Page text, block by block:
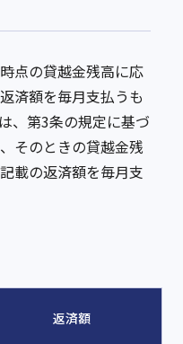
点の貸越金残高に応
済額を毎月支払うも
、第3条の規定に基づ
そのときの貸越金残
載の返済額を毎月支
返済額